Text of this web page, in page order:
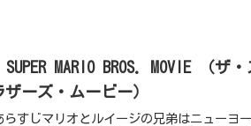
SUPER MARIO BROS. MOVIE （ザ
ザーズ・ムービー）
すじマリオとルイージの兄弟はニューヨ